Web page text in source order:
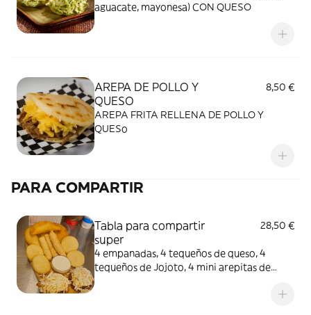
aguacate, mayonesa) CON QUESO
AREPA DE POLLO Y
QUESO
8,50 €
AREPA FRITA RELLENA DE POLLO Y
QUESo
PARA COMPARTIR
Tabla para compartir
super
28,50 €
4 empanadas, 4 tequeños de queso, 4
tequeños de Jojoto, 4 mini arepitas de